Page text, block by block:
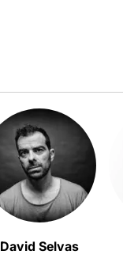
David Selvas